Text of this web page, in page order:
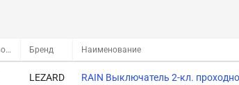
Код производителя Бренд Наименование
LEZARD RAIN Выключатель 2-кл.